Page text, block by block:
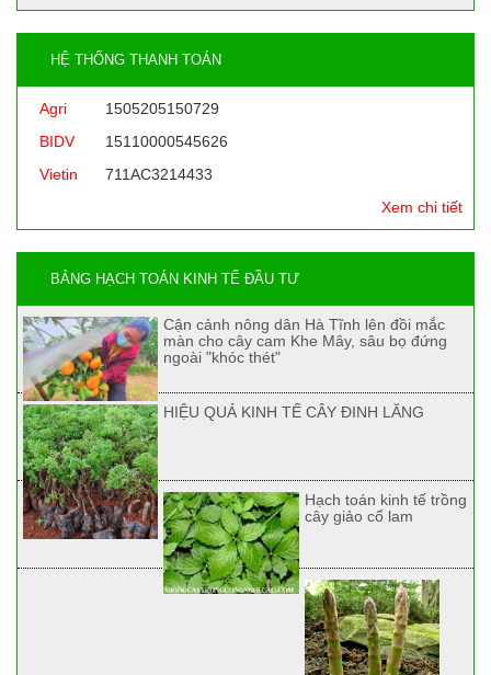
HỆ THỐNG THANH TOÁN
Agri
1505205150729
BIDV
15110000545626
Vietin
711AC3214433
Xem chi tiết
BẢNG HẠCH TOÁN KINH TẾ ĐẦU TƯ
Cận cảnh nông dân Hà Tĩnh lên đồi mắc
màn cho cây cam Khe Mây, sâu bọ đứng
ngoài "khóc thét"
HIỆU QUẢ KINH TẾ CÂY ĐINH LĂNG
Hạch toán kinh tế trồng
cây giảo cổ lam